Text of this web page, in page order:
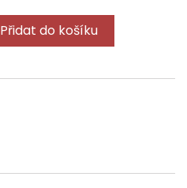
Přidat do košíku